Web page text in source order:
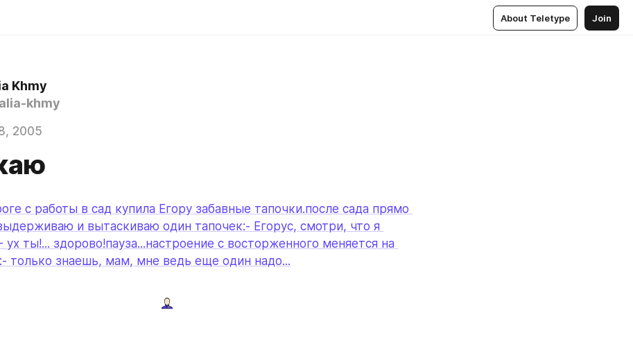
About Teletype Join
Khmy
khmy
2005
с работы в сад купила Егору забавные тапочки.после сада прямо
и вытаскиваю один тапочек:- Егорус, смотри, что я
ух ты!... здорово!пауза...настроение с восторженного меняется на
только знаешь, мам, мне ведь еще один надо...